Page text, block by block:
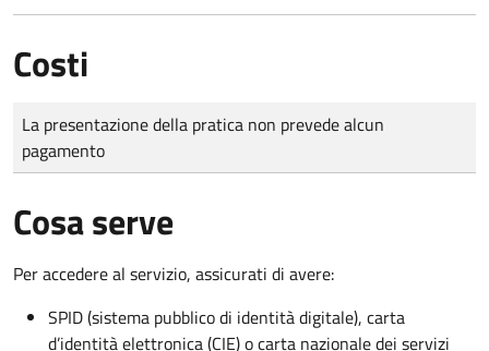
Costi
Tipo di pagamento
Importo
La presentazione della pratica non prevede alcun
pagamento
Cosa serve
Per accedere al servizio, assicurati di avere:
SPID (sistema pubblico di identità digitale), carta
d’identità elettronica (CIE) o carta nazionale dei servizi